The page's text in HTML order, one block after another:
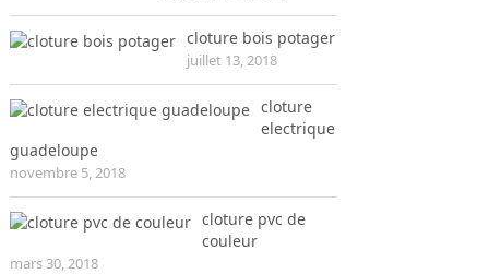
cloture bois potager
juillet 13, 2018
cloture
electrique
guadeloupe
novembre 5, 2018
cloture pvc de
couleur
mars 30, 2018